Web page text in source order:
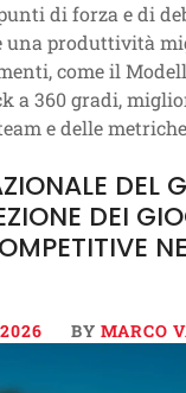
di forza e di
una produttività
come il
a 360 gradi,
e delle
DEL
DEI
BY MARCO